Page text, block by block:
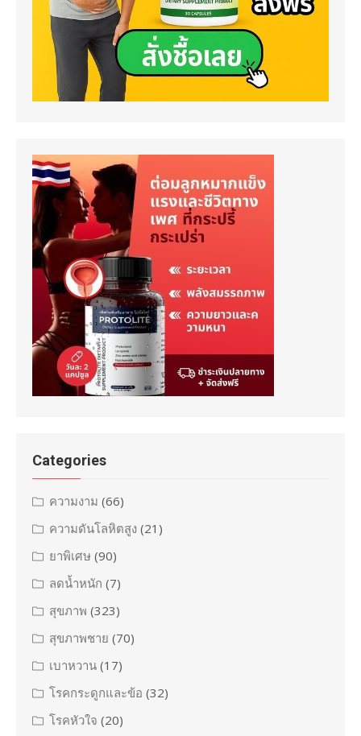
Categories
ความงาม (66)
ความดันโลหิตสูง (21)
ยาพิเศษ (90)
ลดน้ำหนัก (7)
สุขภาพ (323)
สุขภาพชาย (70)
เบาหวาน (17)
โรคกระดูกและข้อ (32)
โรคหัวใจ (20)